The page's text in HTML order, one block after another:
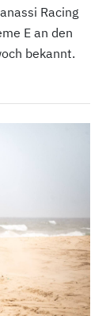
Racing
E an den
bekannt.